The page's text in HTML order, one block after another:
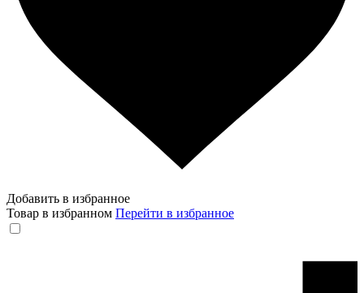
Добавить в избранное
Товар в избранном Перейти в избранное